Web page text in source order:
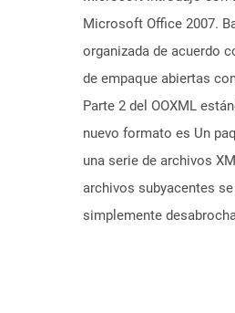
Microsoft Office 2007.
organizada de acuerdo
de empaque abiertas
Parte 2 del OOXML
nuevo formato es Un
una serie de archivos
archivos subyacentes
simplemente